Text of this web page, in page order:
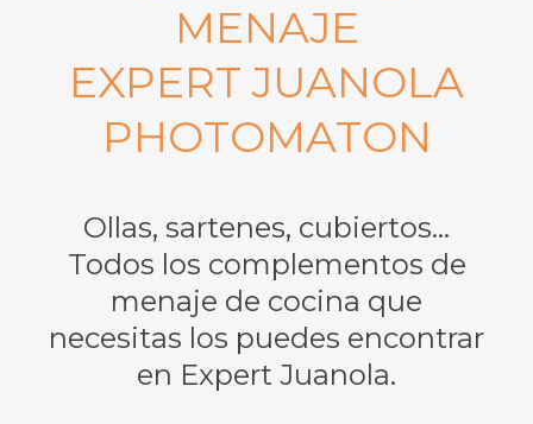
MENAJE
EXPERT JUANOLA
PHOTOMATON
Ollas, sartenes, cubiertos…
Todos los complementos de
menaje de cocina que
necesitas los puedes encontrar
en Expert Juanola.